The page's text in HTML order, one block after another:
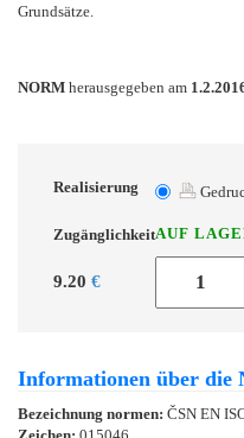
Grundsätze.
NORM herausgegeben am
Realisierung
ZugänglichkeitAUF
9.20 €
Informationen über die
Bezeichnung normen: ČSN EN